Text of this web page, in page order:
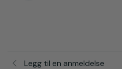
Legg til en anmeldelse